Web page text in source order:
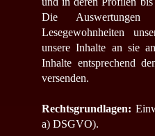
Die
Lesegewohnheiten
unsere Inhalte an sie
Inhalte entsprechend
versenden.
Rechtsgrundlagen:
a) DSGVO).